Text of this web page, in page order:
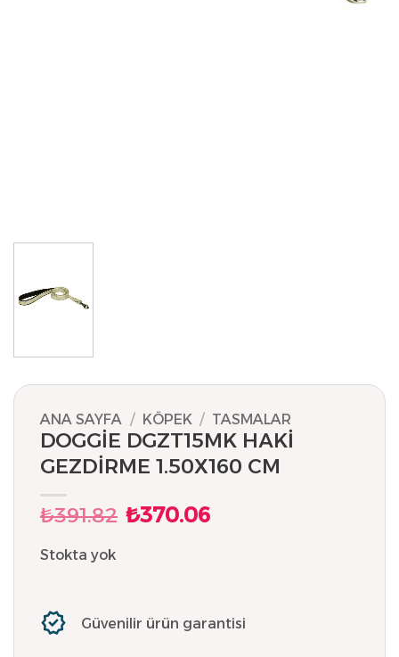
ANA SAYFA / KÖPEK / TASMALAR
DOGGİE DGZT15MK HAKİ
GEZDİRME 1.50X160 CM
₺391.82 Orijinal
₺370.06Şu
Stokta yok
Güvenilir ürün garantisi